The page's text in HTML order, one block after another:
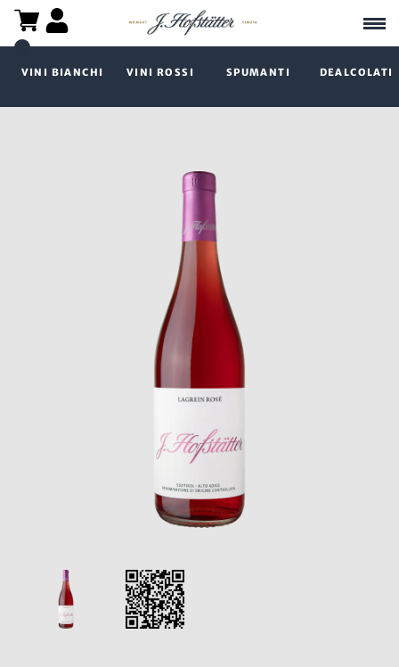
VINI BIANCHI VINI ROSSI SPUMANTI DEALCOLATI